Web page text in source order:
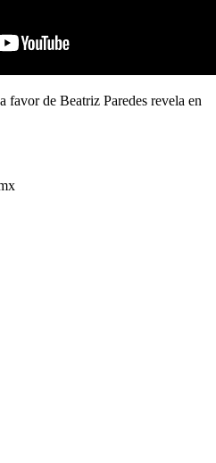
de Beatriz Paredes revela en